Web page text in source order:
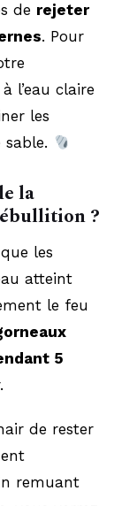
de rejeter
. Pour
l’eau claire
les
la
?
les
atteint
le feu
5
de rester
remuant